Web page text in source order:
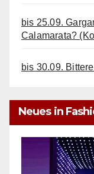
bis 25.09.
Calamarata?
bis 30.09.
Neues in